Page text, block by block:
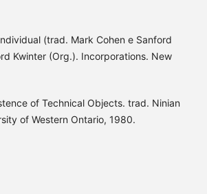
(trad. Mark Cohen e Sanford
Kwinter (Org.). Incorporations. New
of Technical Objects. trad. Ninian
of Western Ontario, 1980.